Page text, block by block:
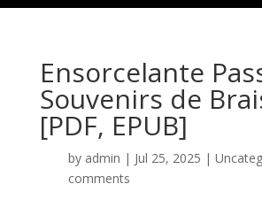
Ensorcelante
Souvenirs de
[PDF, EPUB]
by admin | Jul 25, 2025 |
comments